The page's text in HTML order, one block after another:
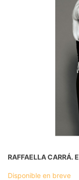
RAFFAELLA CARRÁ.
Disponible en breve